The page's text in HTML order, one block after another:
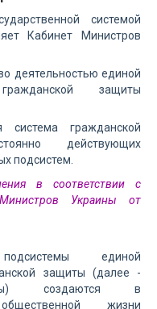
системой
Кабинет Министров
деятельностью единой
защиты
система гражданской
действующих
подсистем.
в соответствии с
Украины от
единой
защиты (далее -
создаются в
жизни